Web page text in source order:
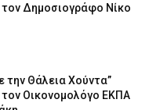
τον Δημοσιογράφο Νίκο
την Θάλεια Χούντα”
τον Οικονομολόγο ΕΚΠΑ